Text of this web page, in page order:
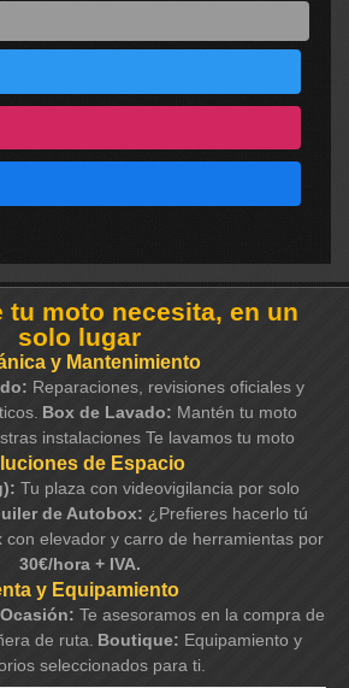
tu moto necesita, en un
solo lugar
y Mantenimiento
Reparaciones, revisiones oficiales y
Box de Lavado: Mantén tu moto
instalaciones Te lavamos tu moto
de Espacio
Tu plaza con videovigilancia por solo
de Autobox: ¿Prefieres hacerlo tú
con elevador y carro de herramientas por
30€/hora + IVA.
y Equipamiento
Te asesoramos en la compra de
de ruta. Boutique: Equipamiento y
seleccionados para ti.